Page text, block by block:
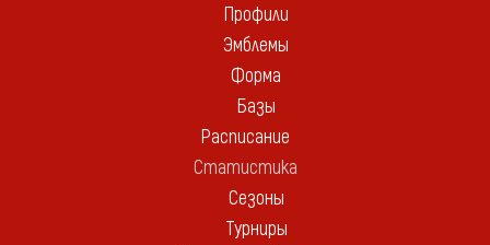
Профили
Эмблемы
Форма
Базы
Расписание
Статистика
Сезоны
Турниры